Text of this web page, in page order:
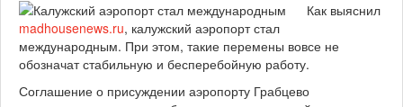
8
.
2
0
5
Как выяснил
madhousenews.ru, калужский аэропорт стал
международным. При этом, такие перемены вовсе не
обозначат стабильную и бесперебойную работу.
Соглашение о присуждении аэропорту Грабцево